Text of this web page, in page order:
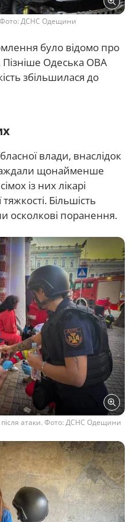
Фото: ДСНС Одещини
було відомо про
Пізніше Одеська ОВА
збільшилася до
влади, внаслідок
щонайменше
із них лікарі
Більшість
осколкові поранення.
атаки. Фото: ДСНС Одещини